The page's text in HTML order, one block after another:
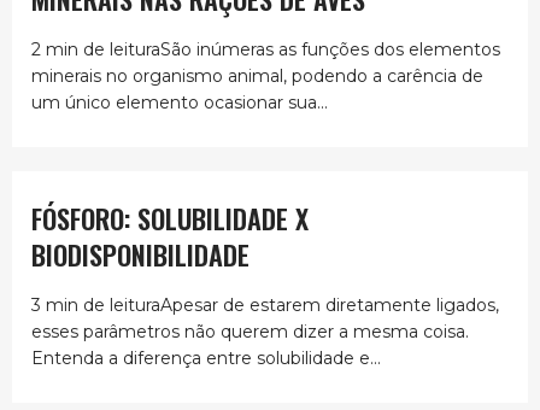
2 min de leituraSão inúmeras as funções dos elementos
minerais no organismo animal, podendo a carência de
um único elemento ocasionar sua...
FÓSFORO: SOLUBILIDADE X
BIODISPONIBILIDADE
3 min de leituraApesar de estarem diretamente ligados,
esses parâmetros não querem dizer a mesma coisa.
Entenda a diferença entre solubilidade e...